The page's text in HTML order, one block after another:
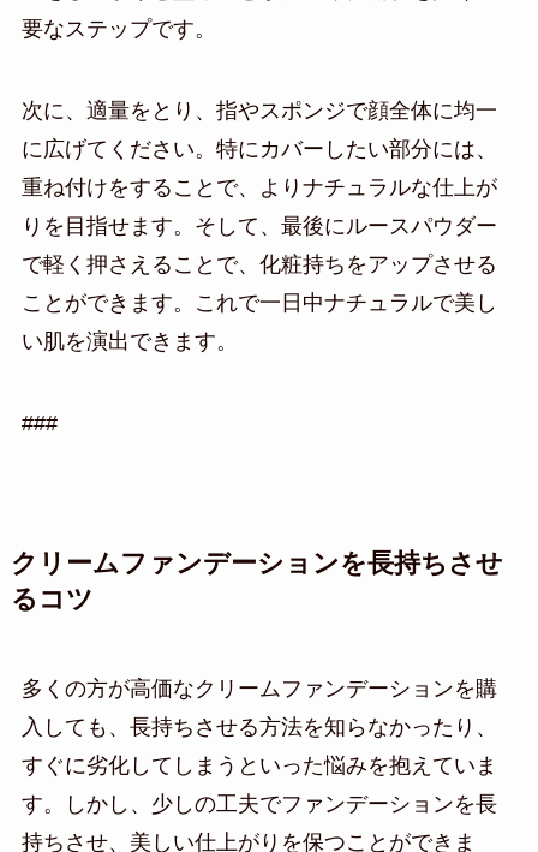
要なステップです。
次に、適量をとり、指やスポンジで顔全体に均一
に広げてください。特にカバーしたい部分には、
重ね付けをすることで、よりナチュラルな仕上が
りを目指せます。そして、最後にルースパウダー
で軽く押さえることで、化粧持ちをアップさせる
ことができます。これで一日中ナチュラルで美し
い肌を演出できます。
###
クリームファンデーションを長持ちさせ
るコツ
多くの方が高価なクリームファンデーションを購
入しても、長持ちさせる方法を知らなかったり、
すぐに劣化してしまうといった悩みを抱えていま
す。しかし、少しの工夫でファンデーションを長
持ちさせ、美しい仕上がりを保つことができま